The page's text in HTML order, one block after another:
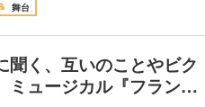
舞台
聞く、互いのことやビク
ュージカル『フラン…